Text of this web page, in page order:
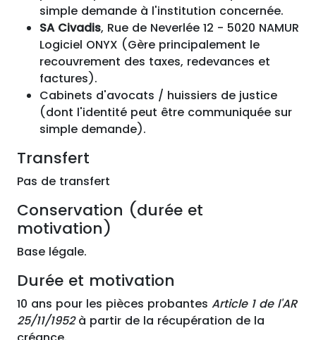
simple demande à l'institution concernée.
SA Civadis, Rue de Neverlée 12 - 5020 NAMUR
Logiciel ONYX (Gère principalement le
recouvrement des taxes, redevances et
factures).
Cabinets d'avocats / huissiers de justice
(dont l'identité peut être communiquée sur
simple demande).
Transfert
Pas de transfert
Conservation (durée et
motivation)
Base légale.
Durée et motivation
10 ans pour les pièces probantes Article 1 de l'AR
25/11/1952à partir de la récupération de la